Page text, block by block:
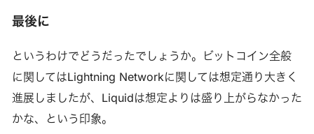
最後に
というわけでどうだったでしょうか。ビットコイン全般
に関してはLightning Networkに関しては想定通り大きく
進展しましたが、Liquidは想定よりは盛り上がらなかった
かな、という印象。